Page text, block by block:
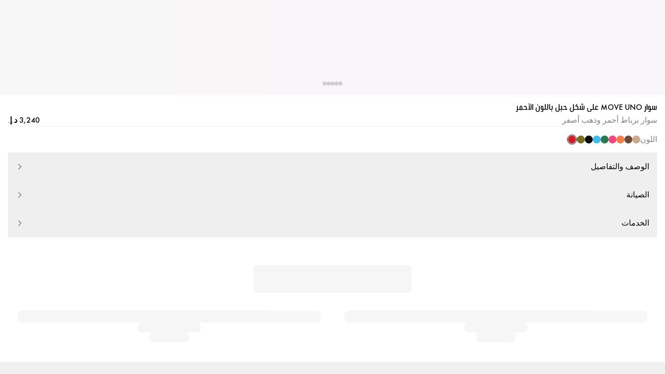
سوار MOVE UNO على شكل حبل باللون الأحمر
سوار برباط أحمر وذهب أصفر
اللون
الوصف والتفاصيل
الصيانة
الخدمات